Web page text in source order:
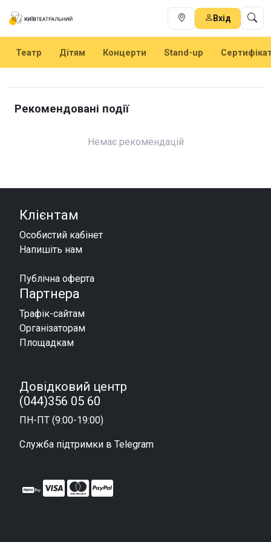
Вхід
Театр Дітям Концерти Stand-up
Рекомендовані події
Немає рекомендацій
Клієнтам
Особистий кабінет
Напишіть нам
Публічна оферта
Партнера
Трафік-сайтам
Організаторам
Площадкам
Довідковий центр
(044)356 05 60
ПН-ПТ (9:00-19:00)
Служба підтримки в Telegram